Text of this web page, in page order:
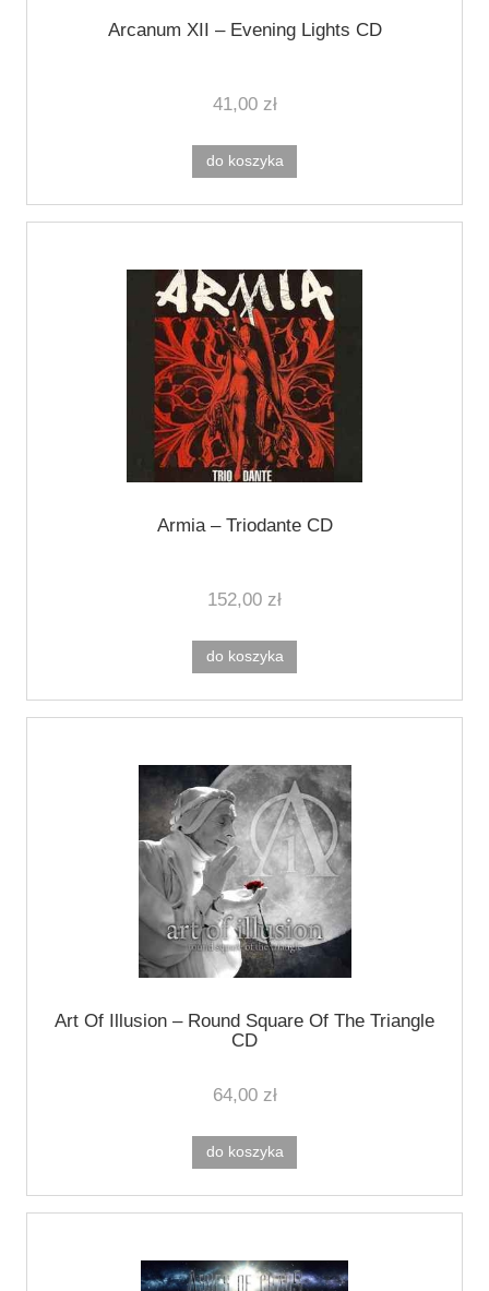
Arcanum XII ‎– Evening Lights CD
41,00 zł
do koszyka
Armia ‎– Triodante CD
152,00 zł
do koszyka
Art Of Illusion ‎– Round Square Of The Triangle
CD
64,00 zł
do koszyka